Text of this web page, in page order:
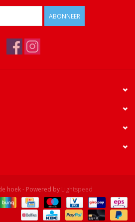
ABONNEER
hoek - Powered by Lightspeed